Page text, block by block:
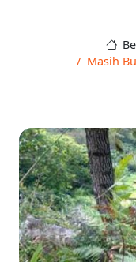
Masih